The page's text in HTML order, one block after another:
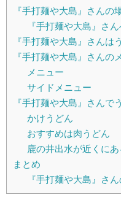
『手打麺や大島』さんの
『手打麺や大島』さ
『手打麺や大島』さんは
『手打麺や大島』さんの
メニュー
サイドメニュー
『手打麺や大島』さんで
かけうどん
おすすめは肉うどん
鹿の井出水が近くにあ
まとめ
『手打麺や大島』さ